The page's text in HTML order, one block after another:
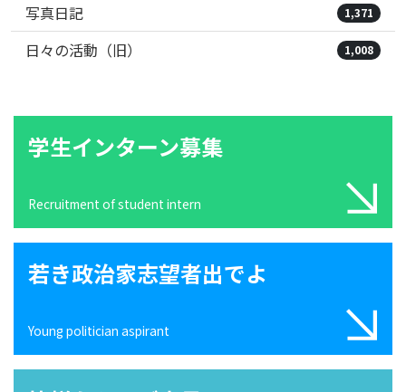
写真日記 1,371
日々の活動（旧） 1,008
学生インターン募集
Recruitment of student intern
若き政治家志望者出でよ
Young politician aspirant